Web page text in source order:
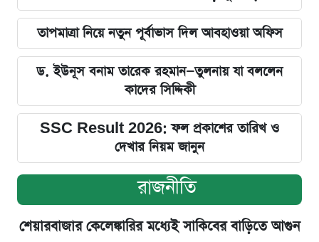
তাপমাত্রা নিয়ে নতুন পূর্বাভাস দিল আবহাওয়া অফিস
ড. ইউনূস বনাম তারেক রহমান—তুলনায় যা বললেন
কাদের সিদ্দিকী
SSC Result 2026: ফল প্রকাশের তারিখ ও
দেখার নিয়ম জানুন
রাজনীতি
শেয়ারবাজার কেলেঙ্কারির মধ্যেই সাকিবের বাড়িতে আগুন